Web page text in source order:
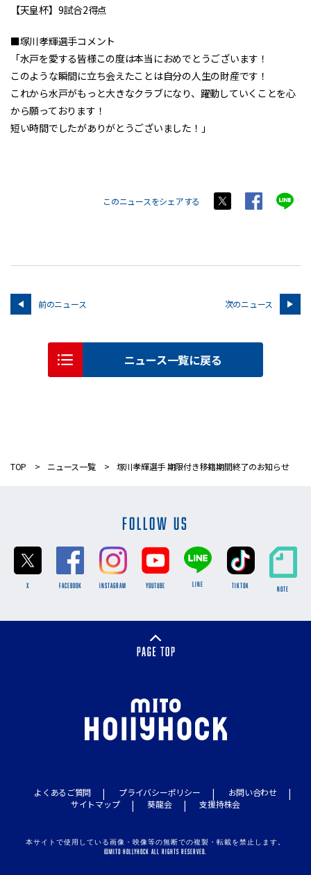
【天皇杯】9試合2得点
■塚川孝輝選手コメント
「水戸を愛する皆様この度は本当におめでとうございます！
このような瞬間に立ち会えたことは自分の人生の財産です！
これから水戸がもっと大きなクラブになり、躍動していくことを心
から願っております！
短い時間でしたがありがとうございました！」
このニュースをシェアする
前のニュース 次のニュース
ニュース一覧に戻る
TOP ニュース一覧 塚川孝輝選手 期限付き移籍期間終了のお知らせ
FOLLOW US
X FACEBOOK INSTAGRAM YOUTUBE LINE TikTok NOTE
よくあるご質問 プライバシーポリシー
お問い合わせ
サイトマップ
葵龍会 支援持株会
本サイトで使用している画像・映像等の無断での複製・転載を禁止します。
©MITO HOLLYHOCK ALL RIGHTS RESERVED.